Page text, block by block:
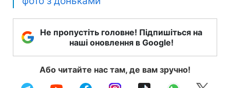
Не пропустіть головне! Підпишіться на
наші оновлення в Google!
Або читайте нас там, де вам зручно!